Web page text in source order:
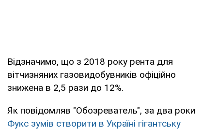
Відзначимо, що з 2018 року рента для
вітчизняних газовидобувників офіційно
знижена в 2,5 рази до 12%.
Як повідомляв "Обозреватель", за два роки
Фукс зумів створити в Україні гігантську